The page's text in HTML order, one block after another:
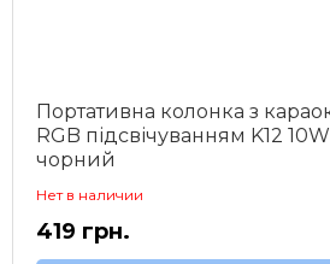
Портативна колонка з
RGB підсвічуванням K12
чорний
Нет в наличии
419 грн.